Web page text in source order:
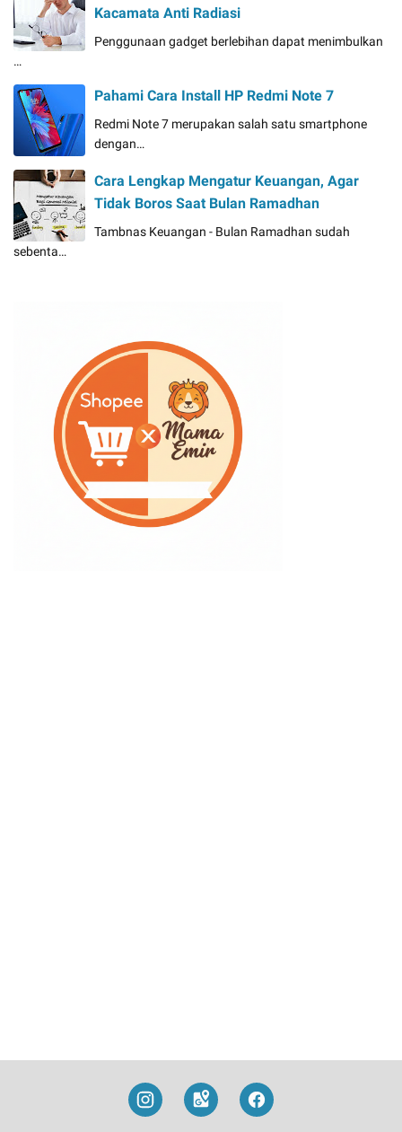
Kacamata Anti Radiasi
Penggunaan gadget berlebihan dapat menimbulkan
…
Pahami Cara Install HP Redmi Note 7
Redmi Note 7 merupakan salah satu smartphone
dengan…
Cara Lengkap Mengatur Keuangan, Agar
Tidak Boros Saat Bulan Ramadhan
Tambnas Keuangan - Bulan Ramadhan sudah
sebenta…